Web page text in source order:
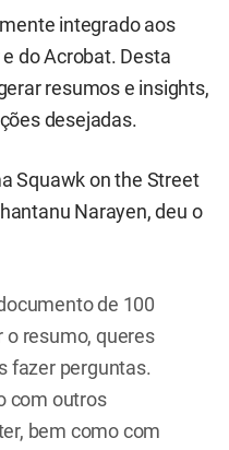
integrado aos
do Acrobat. Desta
resumos e insights,
desejadas.
Squawk on the Street
Narayen, deu o
de 100
o resumo, queres
fazer perguntas.
com outros
bem como com